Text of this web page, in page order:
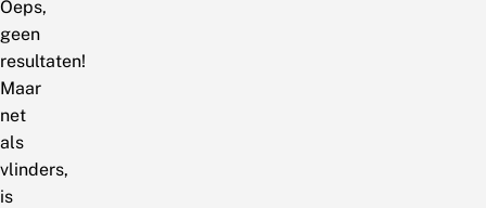
Oeps,
geen
resultaten!
Maar
net
als
vlinders,
is